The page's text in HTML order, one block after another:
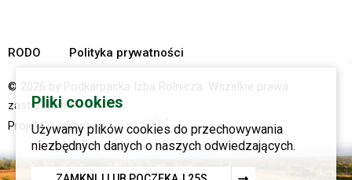
RODO Polityka prywatności
© 2026 by Podkarpacka Izba Rolnicza. Wszelkie prawa
zastrzeżone.
Projekt i wykonanie:
Pliki cookies
Używamy plików cookies do przechowywania
niezbędnych danych o naszych odwiedzających.